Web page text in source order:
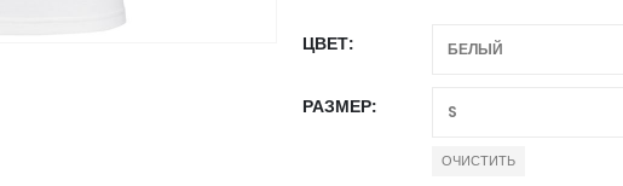
ЦВЕТ
РАЗМЕР
ОЧИСТИТЬ